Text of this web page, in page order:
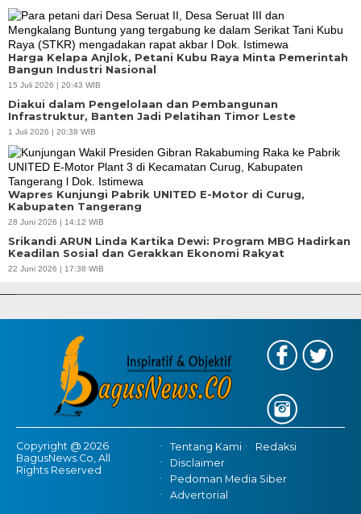
Harga Kelapa Anjlok, Petani Kubu Raya Minta Pemerintah
Bangun Industri Nasional
15 Juli 2026 | 20:43 WIB
Diakui dalam Pengelolaan dan Pembangunan
Infrastruktur, Banten Jadi Pelatihan Timor Leste
1 Juli 2026 | 20:38 WIB
Wapres Kunjungi Pabrik UNITED E-Motor di Curug,
Kabupaten Tangerang
28 Juni 2026 | 14:12 WIB
Srikandi ARUN Linda Kartika Dewi: Program MBG Hadirkan
Keadilan Sosial dan Gerakkan Ekonomi Rakyat
22 Juni 2026 | 17:38 WIB
APBD Tahun 2025 Anggarkan Rp200 Miliar | Program Makan Bergizi
Copyright @ 2026
BagusNews.Co, All
Rights Reserved
Tentang Kami
Redaksi
Disclaimer
Pedoman Media Siber
Advertorial